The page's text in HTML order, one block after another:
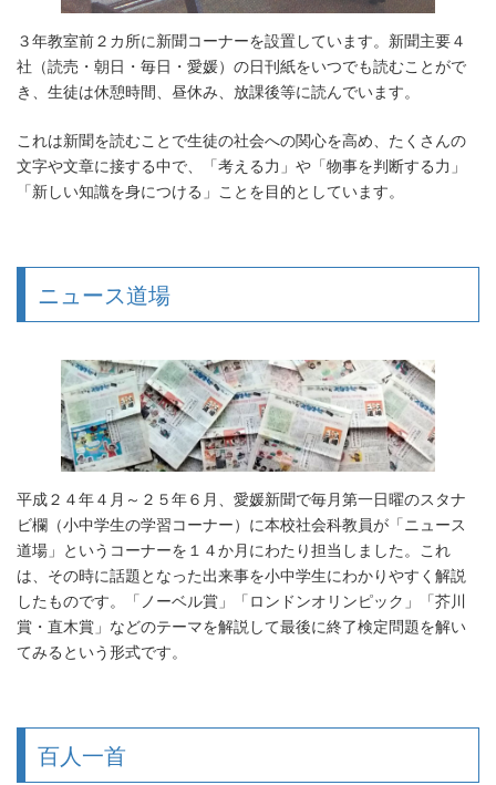
３年教室前２カ所に新聞コーナーを設置しています。新聞主要４
社（読売・朝日・毎日・愛媛）の日刊紙をいつでも読むことがで
き、生徒は休憩時間、昼休み、放課後等に読んでいます。
これは新聞を読むことで生徒の社会への関心を高め、たくさんの
文字や文章に接する中で、「考える力」や「物事を判断する力」
「新しい知識を身につける」ことを目的としています。
ニュース道場
平成２４年４月～２５年６月、愛媛新聞で毎月第一日曜のスタナ
ビ欄（小中学生の学習コーナー）に本校社会科教員が「ニュース
道場」というコーナーを１４か月にわたり担当しました。これ
は、その時に話題となった出来事を小中学生にわかりやすく解説
したものです。「ノーベル賞」「ロンドンオリンピック」「芥川
賞・直木賞」などのテーマを解説して最後に終了検定問題を解い
てみるという形式です。
百人一首